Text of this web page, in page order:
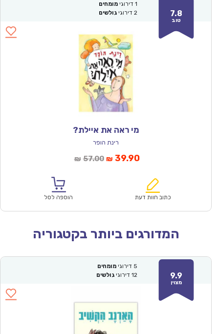
7.8
טוב
1 דירוגי מומחים
2 דירוגי גולשים
מי ראה את איילת?
רינת הופר
₪ 57.00המחיר
₪57.00.
₪ 39.90המחיר
הוא:
כתוב חוות דעת הוספה לסל
המדורגים ביותר בקטגוריה
9.9
מצוין
5 דירוגי מומחים
12 דירוגי גולשים